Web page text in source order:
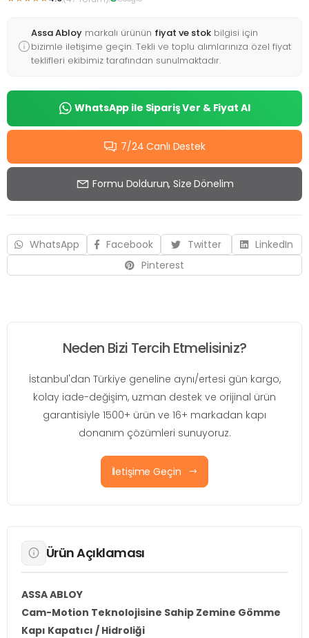
Assa Abloy markalı ürünün fiyat ve stok bilgisi için
bizimle iletişime geçin. Tekli ve toplu alımlarınıza özel fiyat
teklifleri ekibimiz tarafından sunulmaktadır.
WhatsApp ile Sipariş Ver & Fiyat Al
7/24 Canlı Destek
Formu Doldurun, Size Dönelim
WhatsApp Facebook Twitter
LinkedIn
Pinterest
Neden Bizi Tercih Etmelisiniz?
İstanbul'dan Türkiye geneline aynı/ertesi gün kargo,
kolay iade-değişim, uzman destek ve orijinal ürün
garantisiyle 1500+ ürün ve 16+ markadan kapı
donanım çözümleri sunuyoruz.
İletişime Geçin
Ürün Açıklaması
ASSA ABLOY
Cam-Motion Teknolojisine Sahip Zemine Gömme
Kapı Kapatıcı / Hidroliği